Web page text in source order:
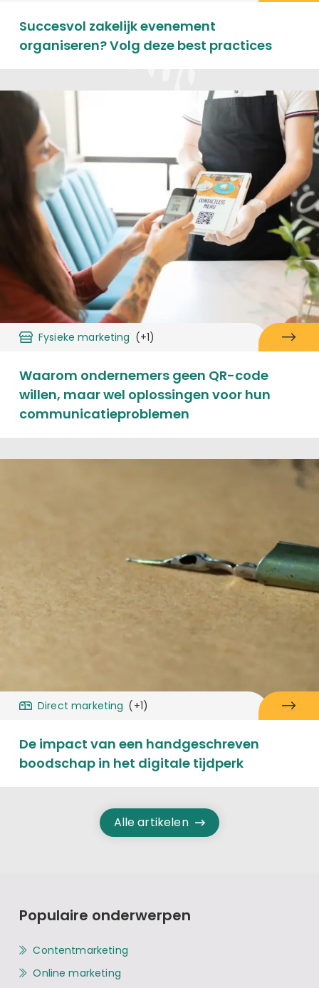
Succesvol zakelijk evenement
organiseren? Volg deze best practices
Fysieke marketing (+1)
Waarom ondernemers geen QR-code
willen, maar wel oplossingen voor hun
communicatieproblemen
Direct marketing (+1)
De impact van een handgeschreven
boodschap in het digitale tijdperk
Alle artikelen
Populaire onderwerpen
Contentmarketing
Online marketing